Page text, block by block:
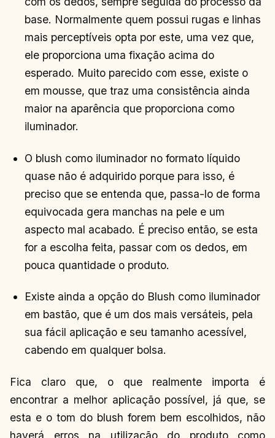
base. Normalmente quem possui rugas e linhas
mais perceptíveis opta por este, uma vez que,
ele proporciona uma fixação acima do
esperado. Muito parecido com esse, existe o
em mousse, que traz uma consistência ainda
maior na aparência que proporciona como
iluminador.
O blush como iluminador no formato líquido
quase não é adquirido porque para isso, é
preciso que se entenda que, passa-lo de forma
equivocada gera manchas na pele e um
aspecto mal acabado. É preciso então, se esta
for a escolha feita, passar com os dedos, em
pouca quantidade o produto.
Existe ainda a opção do Blush como iluminador
em bastão, que é um dos mais versáteis, pela
sua fácil aplicação e seu tamanho acessível,
cabendo em qualquer bolsa.
Fica claro que, o que realmente importa é
encontrar a melhor aplicação possível, já que, se
esta e o tom do blush forem bem escolhidos, não
haverá erros na utilização do produto como